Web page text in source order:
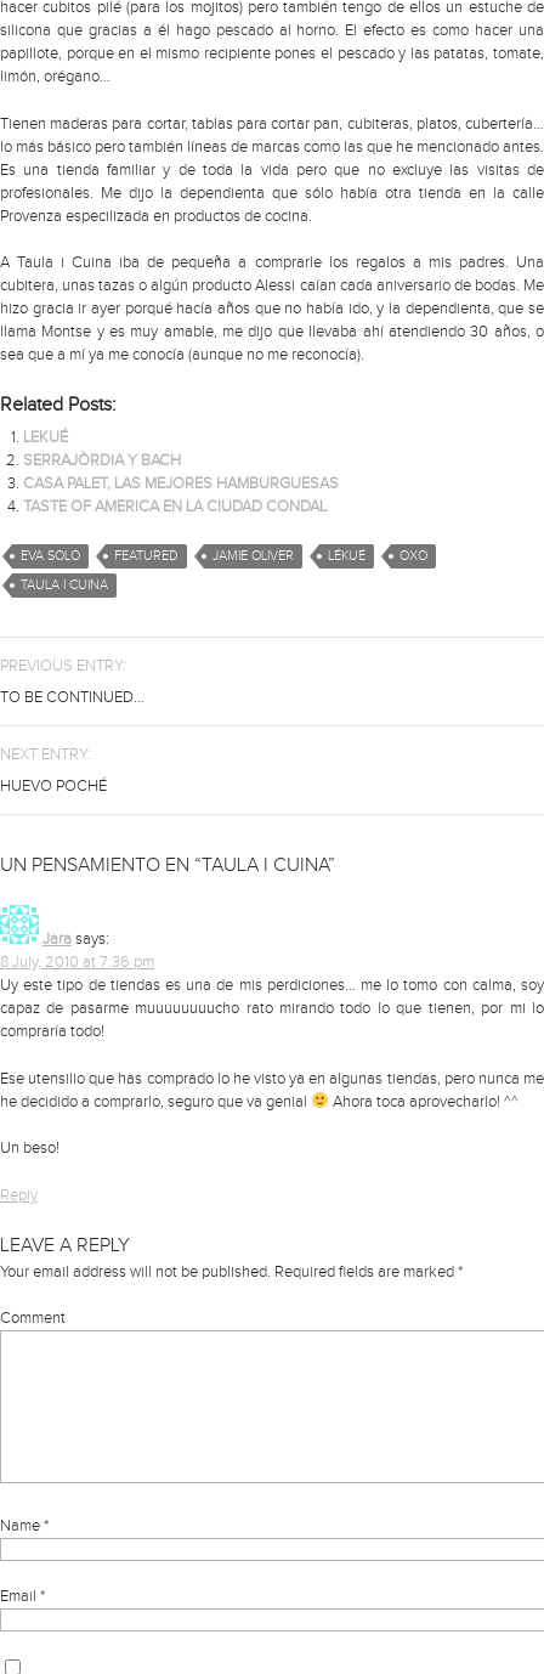
hacer cubitos pilé (para los mojitos) pero también tengo de ellos un estuche de
silicona que gracias a él hago pescado al horno. El efecto es como hacer una
papillote, porque en el mismo recipiente pones el pescado y las patatas, tomate,
limón, orégano…
Tienen maderas para cortar, tablas para cortar pan, cubiteras, platos, cubertería…
lo más básico pero también líneas de marcas como las que he mencionado antes.
Es una tienda familiar y de toda la vida pero que no excluye las visitas de
profesionales. Me dijo la dependienta que sólo había otra tienda en la calle
Provenza especilizada en productos de cocina.
A Taula i Cuina iba de pequeña a comprarle los regalos a mis padres. Una
cubitera, unas tazas o algún producto Alessi caían cada aniversario de bodas. Me
hizo gracia ir ayer porqué hacía años que no había ido, y la dependienta, que se
llama Montse y es muy amable, me dijo que llevaba ahí atendiendo 30 años, o
sea que a mí ya me conocía (aunque no me reconocía).
Related Posts:
LEKUÉ
SERRAJÒRDIA Y BACH
CASA PALET, LAS MEJORES HAMBURGUESAS
TASTE OF AMERICA EN LA CIUDAD CONDAL
EVA SOLO FEATURED JAMIE OLIVER LÉKUÉ
OXO
TAULA I CUINA
PREVIOUS ENTRY:
TO BE CONTINUED…
NEXT ENTRY:
HUEVO POCHÉ
UN PENSAMIENTO EN “TAULA I CUINA”
Jara says:
8 July, 2010 at 7:36 pm
Uy este tipo de tiendas es una de mis perdiciones… me lo tomo con calma, soy
capaz de pasarme muuuuuuuucho rato mirando todo lo que tienen, por mi lo
compraría todo!
Ese utensilio que has comprado lo he visto ya en algunas tiendas, pero nunca me
he decidido a comprarlo, seguro que va genial
Ahora toca aprovecharlo! ^^
Un beso!
Reply
LEAVE A REPLY
Your email address will not be published. Required fields are marked*
Comment
Name*
Email *